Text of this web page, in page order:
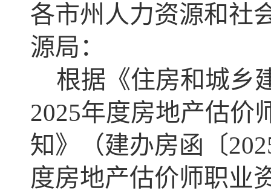
各市州人力资源和社
源局：
根据《住房和城乡
2025年度房地产估价
知》（建办房函〔
度房地产估价师职业